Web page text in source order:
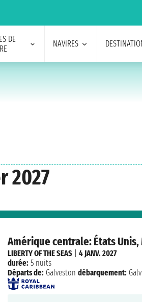
DE
NAVIRES
2027
Amérique centrale: États
LIBERTY OF THE SEAS |4 JANV. 2027
durée: 5 nuits
Départs de: Galveston débarquement: